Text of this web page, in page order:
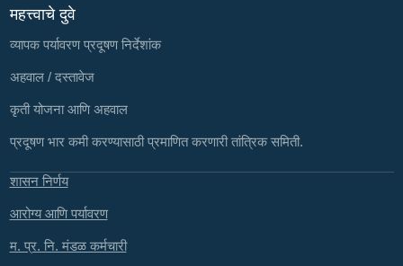
महत्त्वाचे दुवे
व्यापक पर्यावरण प्रदूषण निर्देशांक
अहवाल / दस्तावेज
कृती योजना आणि अहवाल
प्रदूषण भार कमी करण्यासाठी प्रमाणित करणारी तांत्रिक समिती.
शासन निर्णय
आरोग्य आणि पर्यावरण
म. प्र. नि. मंडळ कर्मचारी